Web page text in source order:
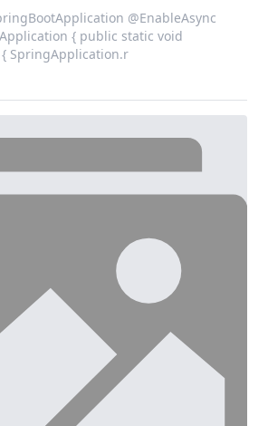
@EnableAsync
{ public static void
SpringApplication.r